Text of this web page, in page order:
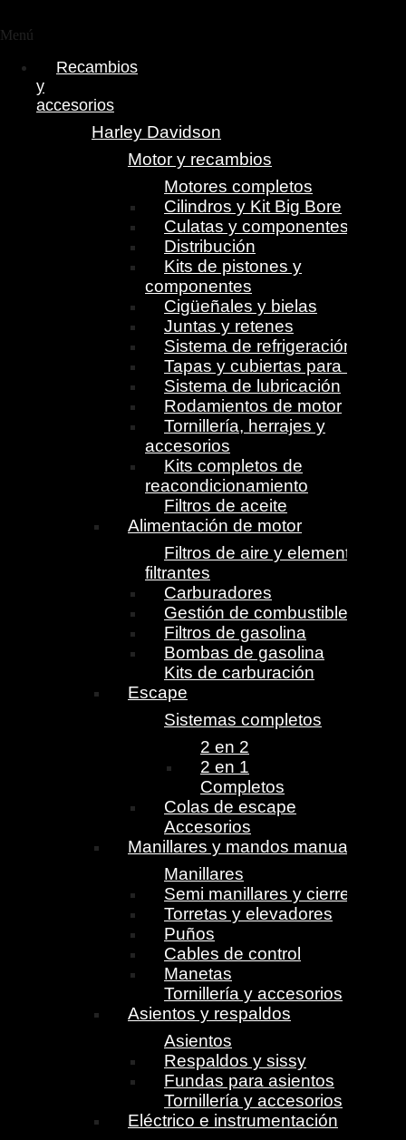
Menú
Recambios
y
accesorios
Harley Davidson
Motor y recambios
Motores completos
Cilindros y Kit Big Bore
Culatas y componentes
Distribución
Kits de pistones y
componentes
Cigüeñales y bielas
Juntas y retenes
Sistema de refrigeración
Tapas y cubiertas para motor
Sistema de lubricación
Rodamientos de motor
Tornillería, herrajes y
accesorios
Kits completos de
reacondicionamiento
Filtros de aceite
Alimentación de motor
Filtros de aire y elementos
filtrantes
Carburadores
Gestión de combustible
Filtros de gasolina
Bombas de gasolina
Kits de carburación
Escape
Sistemas completos
2 en 2
2 en 1
Completos
Colas de escape
Accesorios
Manillares y mandos manuales
Manillares
Semi manillares y cierres
Torretas y elevadores
Puños
Cables de control
Manetas
Tornillería y accesorios
Asientos y respaldos
Asientos
Respaldos y sissy
Fundas para asientos
Tornillería y accesorios
Eléctrico e instrumentación